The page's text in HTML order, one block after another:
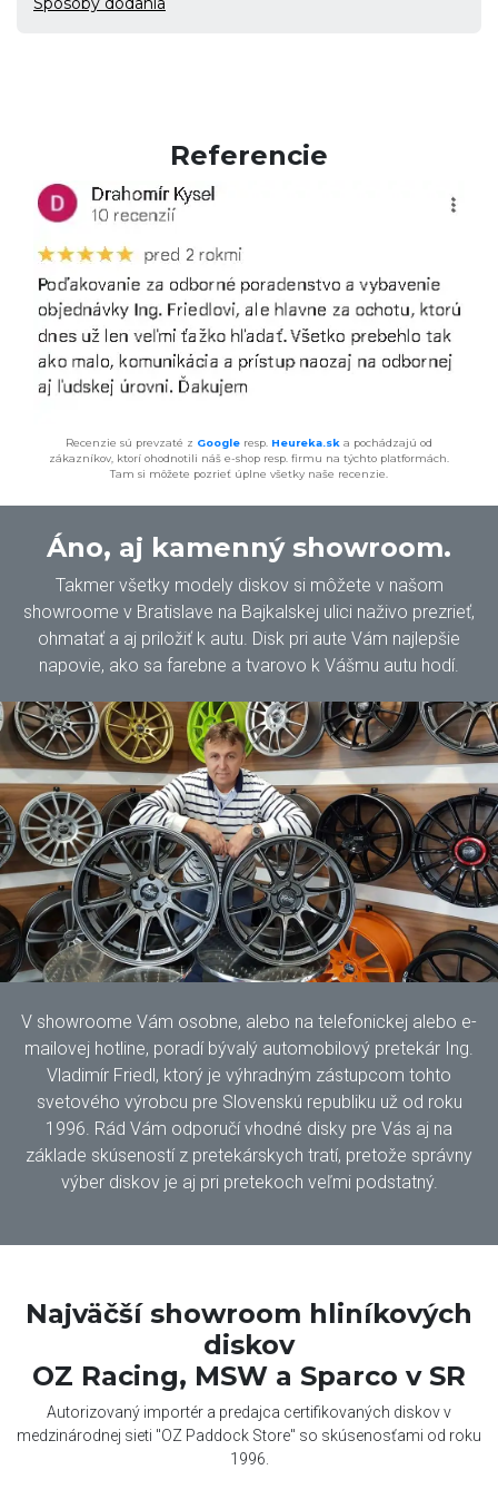
Referencie
Recenzie sú prevzaté z Google resp. Heureka.sk a pochádzajú od
zákazníkov, ktorí ohodnotili náš e-shop resp. firmu na týchto platformách.
Tam si môžete pozrieť úplne všetky naše recenzie.
Áno, aj kamenný showroom.
Takmer všetky modely diskov si môžete v našom
showroome v Bratislave na Bajkalskej ulici naživo prezrieť,
ohmatať a aj priložiť k autu. Disk pri aute Vám najlepšie
napovie, ako sa farebne a tvarovo k Vášmu autu hodí.
V showroome Vám osobne, alebo na telefonickej alebo e-
mailovej hotline, poradí bývalý automobilový pretekár Ing.
Vladimír Friedl, ktorý je výhradným zástupcom tohto
svetového výrobcu pre Slovenskú republiku už od roku
1996. Rád Vám odporučí vhodné disky pre Vás aj na
základe skúseností z pretekárskych tratí, pretože správny
výber diskov je aj pri pretekoch veľmi podstatný.
Najväčší showroom hliníkových
diskov
OZ Racing, MSW a Sparco v SR
Autorizovaný importér a predajca certifikovaných diskov v
medzinárodnej sieti "OZ Paddock Store" so skúsenosťami od roku
1996.